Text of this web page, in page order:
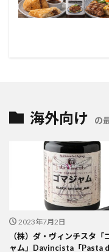
海外向け の
2023年7月2日
（株）ダ・ヴィンチスタ「
ャム」Davincista「Pasta